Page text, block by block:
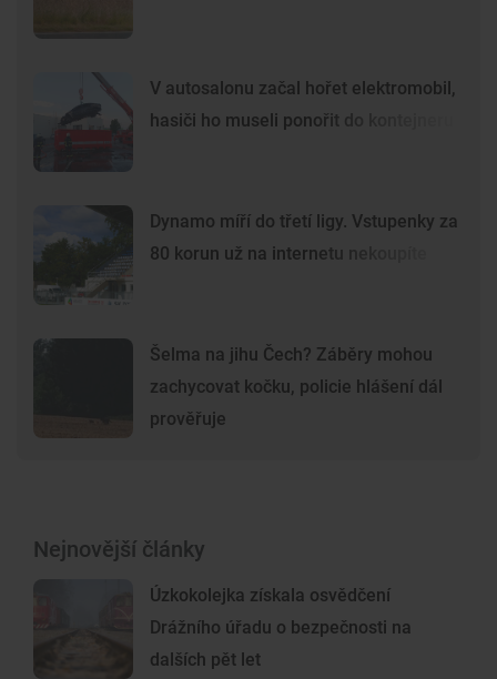
V autosalonu začal hořet elektromobil,
hasiči ho museli ponořit do kontejneru
Dynamo míří do třetí ligy. Vstupenky za
80 korun už na internetu nekoupíte
Šelma na jihu Čech? Záběry mohou
zachycovat kočku, policie hlášení dál
prověřuje
Nejnovější články
Úzkokolejka získala osvědčení
Drážního úřadu o bezpečnosti na
dalších pět let